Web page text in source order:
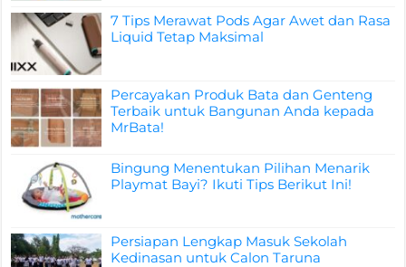
7 Tips Merawat Pods Agar Awet dan Rasa
Liquid Tetap Maksimal
Percayakan Produk Bata dan Genteng
Terbaik untuk Bangunan Anda kepada
MrBata!
Bingung Menentukan Pilihan Menarik
Playmat Bayi? Ikuti Tips Berikut Ini!
Persiapan Lengkap Masuk Sekolah
Kedinasan untuk Calon Taruna